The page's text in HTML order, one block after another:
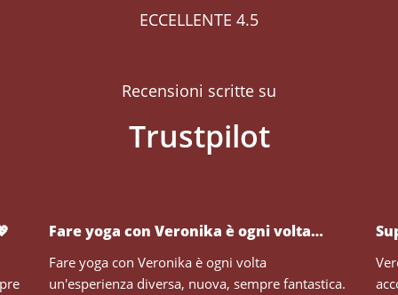
ECCELLENTE 4.5
Recensioni scritte su
Fare yoga con Veronika è ogni volta…
Fare yoga con Veronika è ogni volta
un'esperienza diversa, nuova, sempre fantastica.